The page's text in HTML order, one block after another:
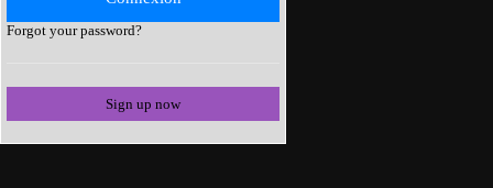
Forgot your password?
Sign up now